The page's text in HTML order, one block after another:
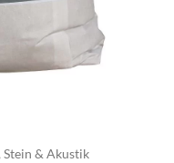
Stein & Akustik